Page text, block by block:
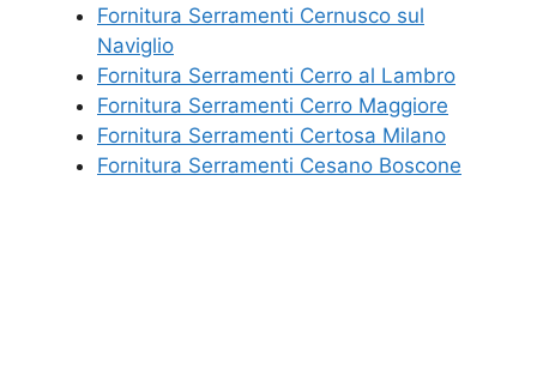
Fornitura Serramenti Cernusco sul
Naviglio
Fornitura Serramenti Cerro al Lambro
Fornitura Serramenti Cerro Maggiore
Fornitura Serramenti Certosa Milano
Fornitura Serramenti Cesano Boscone